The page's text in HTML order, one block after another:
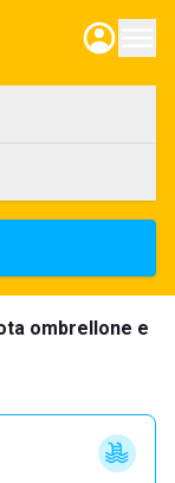
ombrellone e